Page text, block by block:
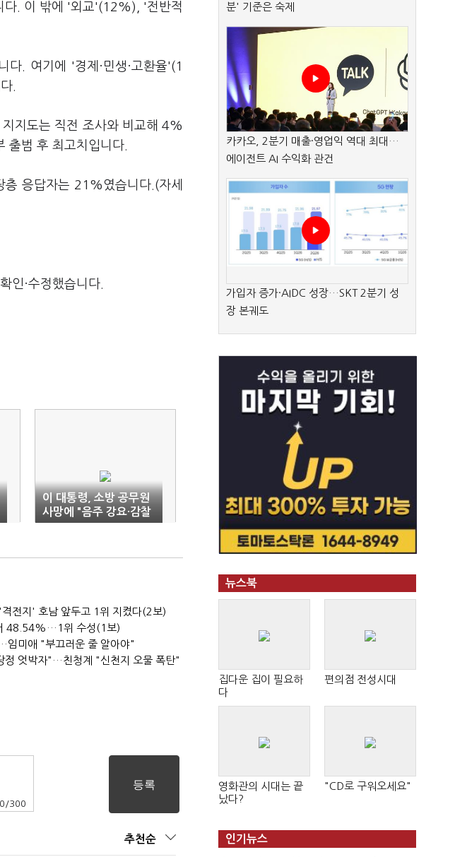
다. 이 밖에 '외교'(12%), '전반적
. 여기에 '경제·민생·고환율'(1
.
지도는 직전 조사와 비교해 4%
출범 후 최고치입니다.
응답자는 21%였습니다.(자세
인·수정했습니다.
이 대통령, 소방 공무원
사망에 "음주 강요·감찰
묵살, 최대치 문책"
전지' 호남 앞두고 1위 지켰다(2보)
48.54%…1위 수성(1보)
미애 "부끄러운 줄 알아야"
정 엇박자"…친청계 "신천지 오물 폭탄"
0 /300
추천순
분' 기준은 숙제
카카오, 2분기 매출·영업익 역대 최대…
에이전트 AI 수익화 관건
가입자 증가·AIDC 성장…SKT 2분기 성
장 본궤도
뉴스북
집다운 집이 필요하
다
편의점 전성시대
영화관의 시대는 끝
났다?
"CD로 구워오세요"
인기뉴스